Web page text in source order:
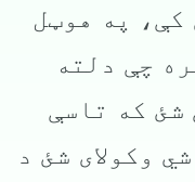
کې، په هوټل
چې دلته
شئ که تاسې
وکولای شئ د